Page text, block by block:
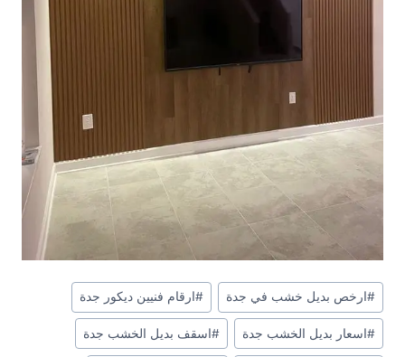
وسوم
المقال:
#ارخص بديل خشب في جدة #ارقام فنيين ديكور جدة
#اسعار بديل الخشب جدة #اسقف بديل الخشب جدة